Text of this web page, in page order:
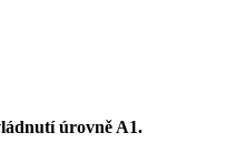
úrovně A1.